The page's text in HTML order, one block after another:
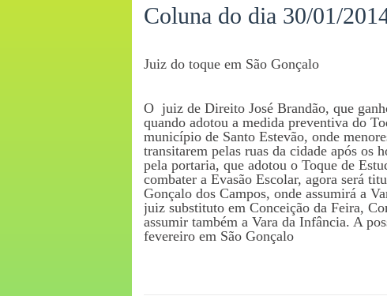
Coluna do dia 30/01/
Juiz do toque em São Gonçalo
O juiz de Direito José Brandão, que
quando adotou a medida preventiva do
município de Santo Estevão, onde
transitarem pelas ruas da cidade após os
pela portaria, que adotou o Toque de
combater a Evasão Escolar, agora será
Gonçalo dos Campos, onde assumirá a
juiz substituto em Conceição da Feira,
assumir também a Vara da Infância. A
fevereiro em São Gonçalo